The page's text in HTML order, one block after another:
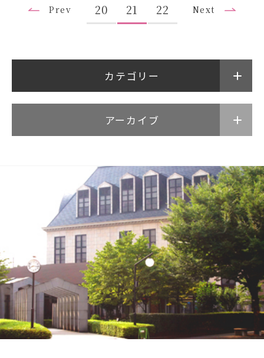
情報公開Ⅱ
附属幼稚園・保育園サイ
サイトポリシー
follow us
公式SNSアカウント
武蔵野学院
武蔵野学院大学大学院
武蔵野学院大学
武蔵野中学校 高等学校
武蔵野短期大学
Prev 20 21 22 Next
カテゴリー
アーカイブ